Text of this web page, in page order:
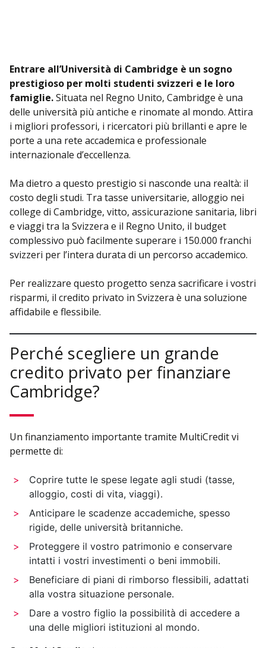
Entrare all’Università di Cambridge è un sogno
prestigioso per molti studenti svizzeri e le loro
famiglie.Situata nel Regno Unito, Cambridge è una
delle università più antiche e rinomate al mondo. Attira
i migliori professori, i ricercatori più brillanti e apre le
porte a una rete accademica e professionale
internazionale d’eccellenza.
Ma dietro a questo prestigio si nasconde una realtà: il
costo degli studi. Tra tasse universitarie, alloggio nei
college di Cambridge, vitto, assicurazione sanitaria, libri
e viaggi tra la Svizzera e il Regno Unito, il budget
complessivo può facilmente superare i 150.000 franchi
svizzeri per l’intera durata di un percorso accademico.
Per realizzare questo progetto senza sacrificare i vostri
risparmi, il credito privato in Svizzera è una soluzione
affidabile e flessibile.
Perché scegliere un grande
credito privato per finanziare
Cambridge?
Un finanziamento importante tramite MultiCredit vi
permette di:
Coprire tutte le spese legate agli studi (tasse,
alloggio, costi di vita, viaggi).
Anticipare le scadenze accademiche, spesso
rigide, delle università britanniche.
Proteggere il vostro patrimonio e conservare
intatti i vostri investimenti o beni immobili.
Beneficiare di piani di rimborso flessibili, adattati
alla vostra situazione personale.
Dare a vostro figlio la possibilità di accedere a
una delle migliori istituzioni al mondo.